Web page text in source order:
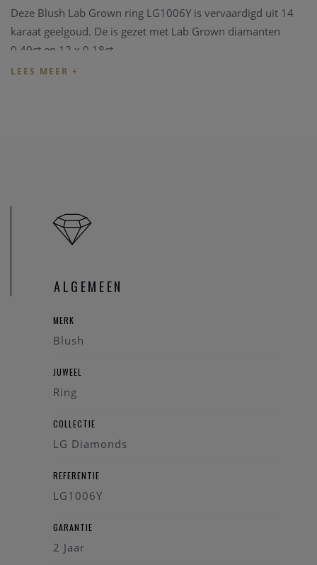
Deze Blush Lab Grown ring LG1006Y is vervaardigd uit 14
karaat geelgoud. De is gezet met Lab Grown diamanten
0.40ct en 12 x 0.18ct.
Blush juwelen worden geleverd in een eigen mooie
Heeft u verder vragen kan u steeds
U bent ook steeds welkom in onze fysieke winkel te Heist-
ALGEMEEN
MERK
Blush
JUWEEL
Ring
COLLECTIE
LG Diamonds
REFERENTIE
LG1006Y
GARANTIE
2 Jaar